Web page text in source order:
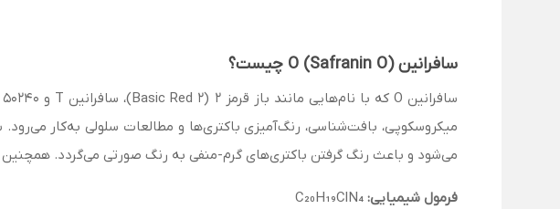
سافرانین O (Safranin O) چیست؟
می‌شود و باعث رنگ گرفتن باکتری‌های گرم-منفی به رنگ صورتی می‌گردد.
فرمول شیمیایی: